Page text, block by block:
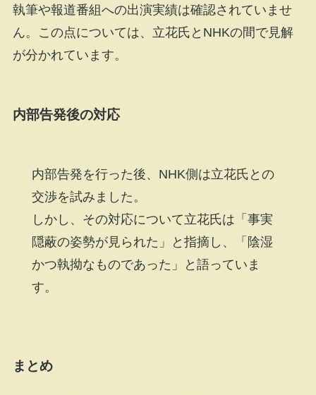
執筆や報道番組への出演実績は確認されていませ
ん。この点については、立花氏とNHKの間で見解
が分かれています。
内部告発後の対応
内部告発を行った後、NHK側は立花氏との
交渉を試みました。
しかし、その対応について立花氏は「事実
隠蔽の姿勢が見られた」と指摘し、「陰湿
かつ執拗なものであった」と語っていま
す。
まとめ